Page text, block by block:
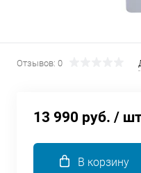
Отзывов: 0
13 990 руб. /
В корзину
об оплате
8 800